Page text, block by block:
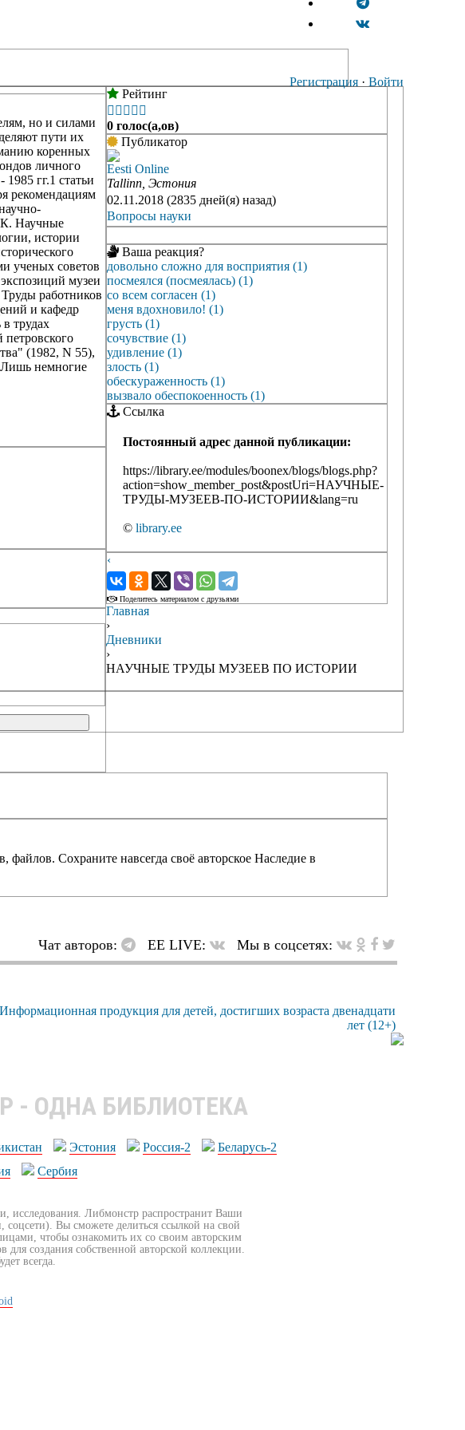
Регистрация · Войти
но и силами
пути их
коренных
личного
гг.1 статьи
рекомендациям
К. Научные
истории
ученых советов
музеи
работников
и кафедр
трудах
(1982, N 55),
немногие
Рейтинг
    
0 голос(а,ов)
Публикатор
Eesti Online
Tallinn, Эстония
02.11.2018 (2835 дней(я) назад)
Вопросы науки
Ваша реакция?
довольно сложно для восприятия (1)
посмеялся (посмеялась) (1)
со всем согласен (1)
меня вдохновило! (1)
грусть (1)
сочувствие (1)
удивление (1)
злость (1)
обескураженность (1)
вызвало обеспокоенность (1)
Ссылка
Постоянный адрес данной публикации:
https://library.ee/modules/boonex/blogs/blogs.php?
action=show_member_post&postUri=НАУЧНЫЕ-
ТРУДЫ-МУЗЕЕВ-ПО-ИСТОРИИ&lang=ru
© library.ee
‹
›
Поделитесь материалом с друзьями
Сохраните навсегда своё авторское Наследие в
Главная
›
Дневники
›
НАУЧНЫЕ ТРУДЫ МУЗЕЕВ ПО ИСТОРИИ
Чат авторов: EE LIVE: Мы в соцсетях:
- ОДНА БИБЛИОТЕКА
Эстония Россия-2
Беларусь-2
Сербия
исследования. Либмонстр распространит Ваши
Вы сможете делиться ссылкой на свой
чтобы ознакомить их со своим авторским
создания собственной авторской коллекции.
всегда.